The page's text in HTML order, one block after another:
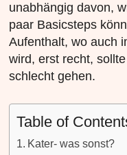
unabhängig davon,
paar Basicsteps
Aufenthalt, wo auch
wird, erst recht,
schlecht gehen.
Table of
Kater- was sonst?